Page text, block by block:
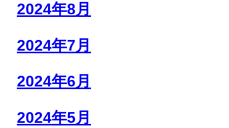
2024年8月
2024年7月
2024年6月
2024年5月